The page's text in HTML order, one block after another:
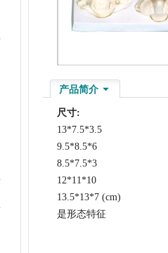
产品简介
尺寸:
13*7.5*3.5
9.5*8.5*6
8.5*7.5*3
12*11*10
13.5*13*7 (cm)
是形态特征